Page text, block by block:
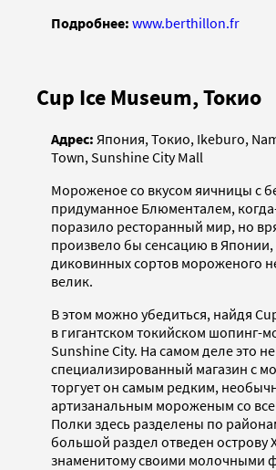
Подробнее: www.berthillon.fr
Cup Ice Museum, Токио
Адрес: Япония, Токио, Ikeburo,
Town, Sunshine City Mall
Мороженое со вкусом яичницы с
придуманное Блюменталем,
поразило ресторанный мир, но
произвело бы сенсацию в Японии,
диковинных сортов мороженого
велик.
В этом можно убедиться, найдя
в гигантском токийском шопинг-
Sunshine City. На самом деле это
специализированный магазин с
торгует он самым редким,
артизанальным мороженым со
Полки здесь разделены по
большой раздел отведен острову
знаменитому своими молочными